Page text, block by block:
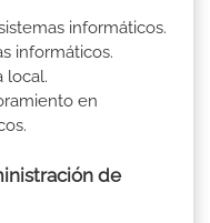
informáticos.
informáticos.
local.
en
de